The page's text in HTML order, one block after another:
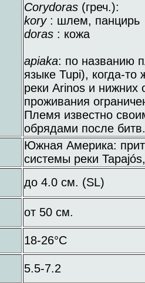
Corydoras(греч.):
kory : шлем, панцирь
doras : кожа
apiaka: по названию
языке Tupi), когда-
реки Arinos и нижних
проживания
Племя известно
обрядами после битв.
Южная Америка:
системы реки
до 4.0 см. (SL)
от 50 см.
18-26°C
5.5-7.2